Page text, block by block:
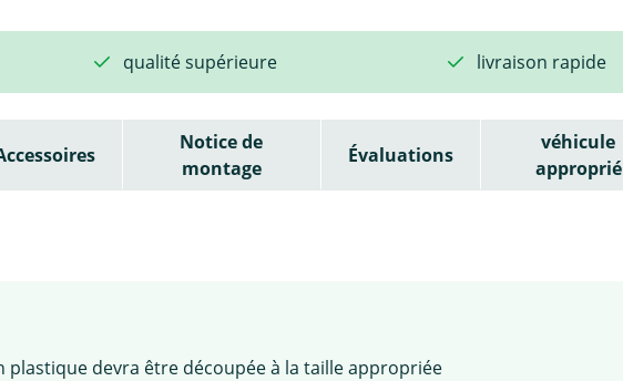
qualité supérieure livraison rapide
Notice de
montage
Évaluations
véhicule
approprié
devra être découpée à la taille appropriée